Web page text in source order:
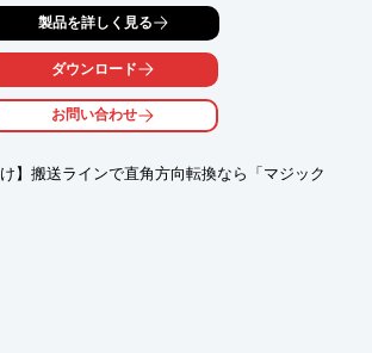
仕分け
の効率化
のデリケートな商品の取り扱い
製品を詳しく見る
ダウンロード
お問い合わせ
け】搬送ラインで直角方向転換なら「マジック